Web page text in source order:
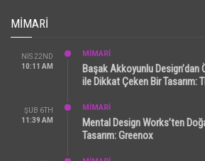
MIMARI
NIS 22ND
10:11 AM
MİMARİ
Başak Akkoyunlu Design’dan
ile Dikkat Çeken Bir Tasarım:
ŞUB 6TH
11:39 AM
MİMARİ
Mental Design Works’ten
Tasarım: Greenox